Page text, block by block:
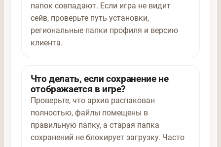
папок совпадают. Если игра не видит
сейв, проверьте путь установки,
региональные папки профиля и версию
клиента.
Что делать, если сохранение не
отображается в игре?
Проверьте, что архив распакован
полностью, файлы помещены в
правильную папку, а старая папка
сохранений не блокирует загрузку. Часто